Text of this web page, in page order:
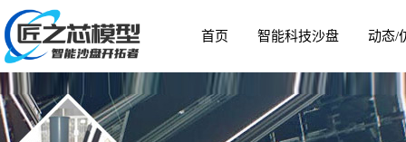
首页 智能科技沙盘 动态/